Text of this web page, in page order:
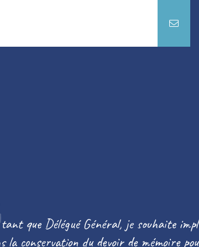
que Délégué Général, je souhaite
la conservation du devoir de mémoire